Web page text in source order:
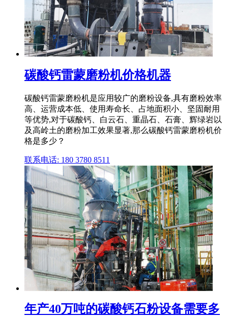
碳酸钙雷蒙磨粉机价格机器
碳酸钙雷蒙磨粉机是应用较广的磨粉设备,具有磨粉效率
高、运营成本低、使用寿命长、占地面积小、坚固耐用
等优势,对于碳酸钙、白云石、重晶石、石膏、辉绿岩以
及高岭土的磨粉加工效果显著,那么碳酸钙雷蒙磨粉机价
格是多少？
联系电话: 180 3780 8511
年产40万吨的碳酸钙石粉设备需要多